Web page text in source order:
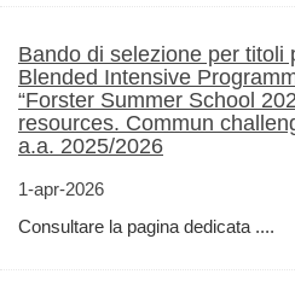
Bando di selezione per titoli
Blended Intensive
“Forster Summer School
resources. Commun
a.a. 2025/2026
1-apr-2026
Consultare la pagina dedicata ....